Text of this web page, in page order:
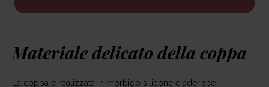
Materiale delicato della coppa
La coppa è realizzata in morbido silicone e aderisce